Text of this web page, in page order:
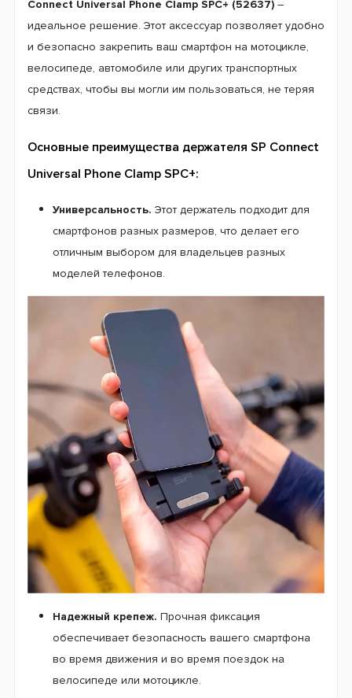
Connect Universal Phone Clamp SPC+ (52637) –
идеальное решение. Этот аксессуар позволяет удобно
и безопасно закрепить ваш смартфон на мотоцикле,
велосипеде, автомобиле или других транспортных
средствах, чтобы вы могли им пользоваться, не теряя
связи.
Основные преимущества держателя SP Connect
Universal Phone Clamp SPC+:
Универсальность. Этот держатель подходит для
смартфонов разных размеров, что делает его
отличным выбором для владельцев разных
моделей телефонов.
Надежный крепеж. Прочная фиксация
обеспечивает безопасность вашего смартфона
во время движения и во время поездок на
велосипеде или мотоцикле.